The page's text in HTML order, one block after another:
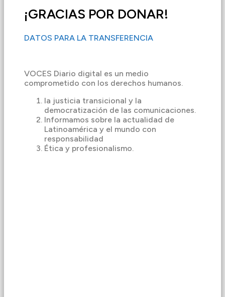
¡GRACIAS POR DONAR!
DATOS PARA LA TRANSFERENCIA
VOCES Diario digital es un medio
comprometido con los derechos humanos.
la justicia transicional y la
democratización de las comunicaciones.
Informamos sobre la actualidad de
Latinoamérica y el mundo con
responsabilidad
Ética y profesionalismo.